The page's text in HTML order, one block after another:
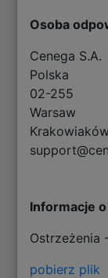
Osoba
Cenega S.A.
Polska
02-255
Warsaw
Informacje
Ostrzeżenia
pobierz plik